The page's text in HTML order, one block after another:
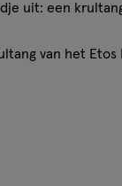
uit: een
van het